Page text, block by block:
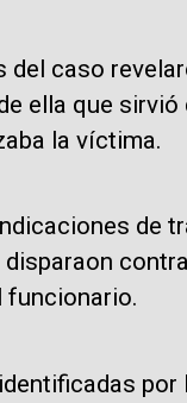
del caso
ella que
la víctima.
de
funcionario.
por